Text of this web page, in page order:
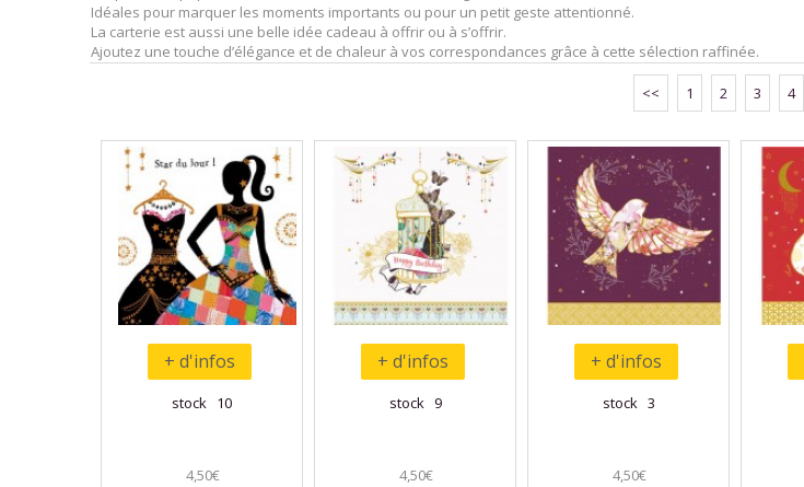
Idéales pour marquer les moments importants ou pour un petit geste attentionné.
La carterie est aussi une belle idée cadeau à offrir ou à s’offrir.
Ajoutez une touche d’élégance et de chaleur à vos correspondances grâce à cette sélection raffinée.
<< 1 2 3 4
+ d'infos
stock 10
4,50€
+ d'infos
stock 9
4,50€
+ d'infos
stock 3
4,50€